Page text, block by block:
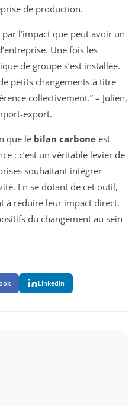
de production.
par l’impact que peut avoir un
Une fois les
de groupe s’est installée.
petits changements à titre
collectivement.” – Julien,
export.
que le bilan carbone est
; c’est un véritable levier de
souhaitant intégrer
En se dotant de cet outil,
à réduire leur impact direct,
du changement au sein
LinkedIn